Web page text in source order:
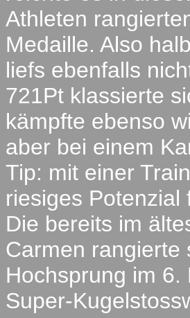
Athleten
Medaille. Also
liefs ebenfalls
721Pt klassierte
kämpfte ebenso
aber bei einem
Tip: mit einer
riesiges Potenzial
Die bereits im
Carmen rangierte
Hochsprung im
Super-